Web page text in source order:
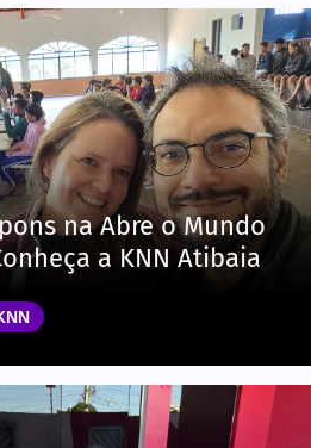
na Abre o Mundo
a KNN Atibaia